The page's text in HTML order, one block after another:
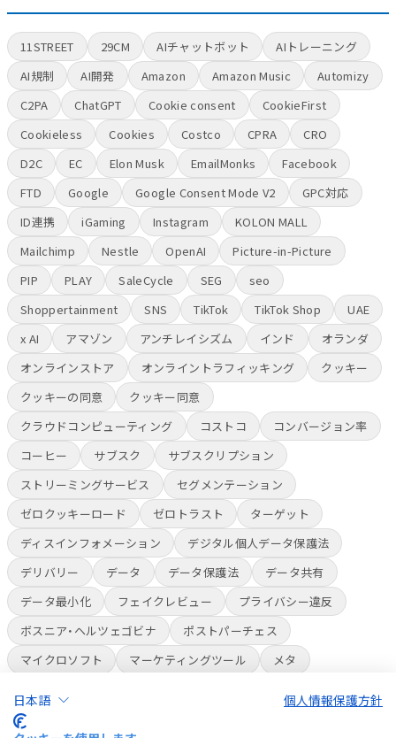
11STREET 29CM AIチャットボット
AIトレーニング
AI規制
AI開発 Amazon Amazon Music
Automizy
C2PA
ChatGPT Cookie consent
CookieFirst
Cookieless
Cookies Costco CPRA
CRO
D2C
EC Elon Musk EmailMonks
Facebook
FTD
Google Google Consent Mode V2
GPC対応
ID連携
iGaming Instagram
KOLON MALL
Mailchimp
Nestle OpenAI
Picture-in-Picture
PIP
PLAY SaleCycle SEG
seo
Shoppertainment
SNS TikTok TikTok Shop
UAE
x AI
アマゾン アンチレイシズム インド
オランダ
オンラインストア
オンライントラフィッキング
クッキー
クッキーの同意
クッキー同意
クラウドコンピューティング
コストコ
コンバージョン率
コーヒー
サブスク
サブスクリプション
ストリーミングサービス
セグメンテーション
ゼロクッキーロード
ゼロトラスト
ターゲット
ディスインフォメーション
デジタル個人データ保護法
デリバリー
データ データ保護法
データ共有
データ最小化
フェイクレビュー
プライバシー違反
ボスニア・ヘルツェゴビナ
ポストパーチェス
マイクロソフト
マーケティングツール
メタ
人種差別
日本語 個人情報保護方針